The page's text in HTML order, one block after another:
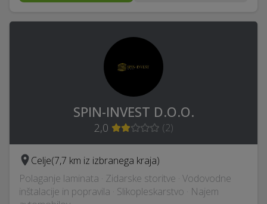
SPIN-INVEST D.O.O.
2,0 (2)
Celje(7,7 km iz izbranega kraja)
Polaganje laminata · Zidarske storitve · Vodovodne
inštalacije in popravila · Slikopleskarstvo · Najem